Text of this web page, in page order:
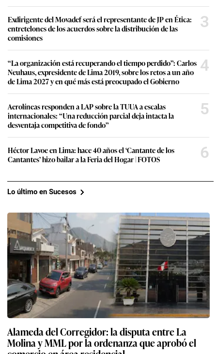
Exdirigente del Movadef será el representante de JP en Ética:
entretelones de los acuerdos sobre la distribución de las
comisiones
3
“La organización está recuperando el tiempo perdido”: Carlos
Neuhaus, expresidente de Lima 2019, sobre los retos a un año
de Lima 2027 y en qué más está preocupado el Gobierno
4
Aerolíneas responden a LAP sobre la TUUA a escalas
internacionales: “Una reducción parcial deja intacta la
desventaja competitiva de fondo”
5
Héctor Lavoe en Lima: hace 40 años el ‘Cantante de los
Cantantes’ hizo bailar a la Feria del Hogar | FOTOS
6
Lo último en Sucesos
Alameda del Corregidor: la disputa entre La
Molina y MML por la ordenanza que aprobó el